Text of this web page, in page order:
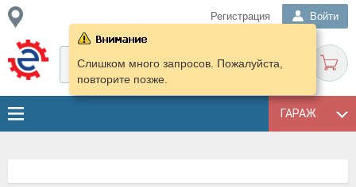
Регистрация Войти
ГАРАЖ
Слишком много запросов. Пожалуйста,
повторите позже.